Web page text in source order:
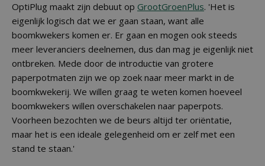
OptiPlug maakt zijn debuut op GrootGroenPlus. 'Het is
eigenlijk logisch dat we er gaan staan, want alle
boomkwekers komen er. Er gaan en mogen ook steeds
meer leveranciers deelnemen, dus dan mag je eigenlijk niet
ontbreken. Mede door de introductie van grotere
paperpotmaten zijn we op zoek naar meer markt in de
boomkwekerij. We willen graag te weten komen hoeveel
boomkwekers willen overschakelen naar paperpots.
Voorheen bezochten we de beurs altijd ter oriëntatie,
maar het is een ideale gelegenheid om er zelf met een
stand te staan.'